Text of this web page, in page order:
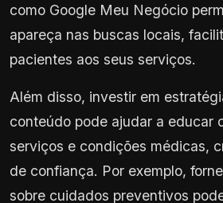
como Google Meu Negócio
apareça nas buscas locais,
pacientes aos seus serviços.
Além disso, investir em
conteúdo pode ajudar a educar
serviços e condições médicas,
de confiança. Por exemplo,
sobre cuidados preventivos